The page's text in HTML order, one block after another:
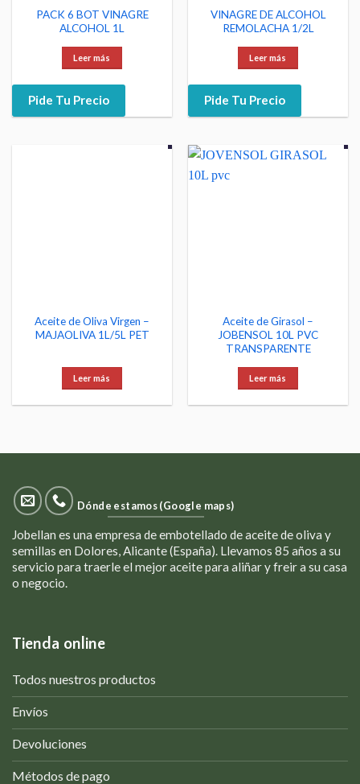
PACK 6 BOT VINAGRE
ALCOHOL 1L
Leer más
Pide Tu Precio
VINAGRE DE ALCOHOL
REMOLACHA 1/2L
Leer más
Pide Tu Precio
Aceite de Oliva Virgen –
MAJAOLIVA 1L/5L PET
Leer más
Aceite de Girasol –
JOBENSOL 10L PVC
TRANSPARENTE
Leer más
Dónde estamos (Google maps)
Jobellan es una empresa de embotellado de aceite de oliva y
semillas en Dolores, Alicante (España). Llevamos 85 años a su
servicio para traerle el mejor aceite para aliñar y freir a su casa
o negocio.
Tienda online
Todos nuestros productos
Envíos
Devoluciones
Métodos de pago